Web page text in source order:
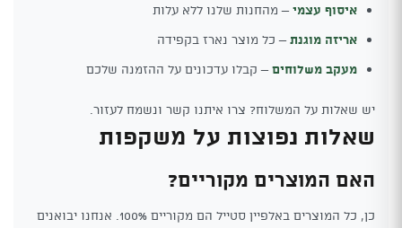
איסוף עצמי– מהחנות שלנו ללא עלות
אריזה מוגנת– כל מוצר נארז בקפידה
מעקב משלוחים– קבלו עדכונים על ההזמנה שלכם
יש שאלות על המשלוח? צרו איתנו קשר ונשמח לעזור.
שאלות נפוצות על משקפות
האם המוצרים מקוריים?
כן, כל המוצרים באלפיין סטייל הם מקוריים 100%. אנחנו יבואנים